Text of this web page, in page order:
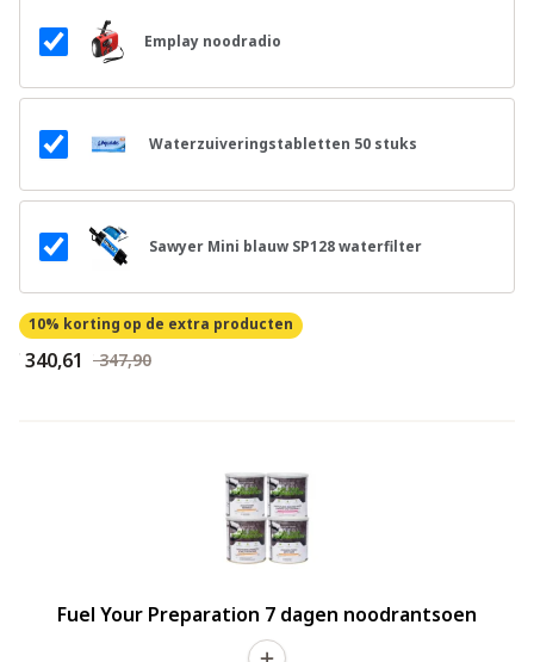
Emplay noodradio
Waterzuiveringstabletten 50 stuks
Sawyer Mini blauw SP128 waterfilter
10% korting op de extra producten
€ 340,61 € 347,90
Fuel Your Preparation 7 dagen noodrantsoen